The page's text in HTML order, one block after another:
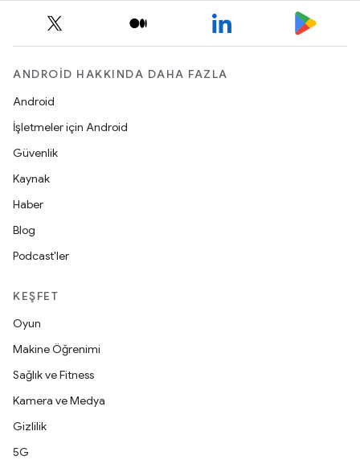
ANDROID HAKKINDA DAHA FAZLA
Android
İşletmeler için Android
Güvenlik
Kaynak
Haber
Blog
Podcast'ler
KEŞFET
Oyun
Makine Öğrenimi
Sağlık ve Fitness
Kamera ve Medya
Gizlilik
5G